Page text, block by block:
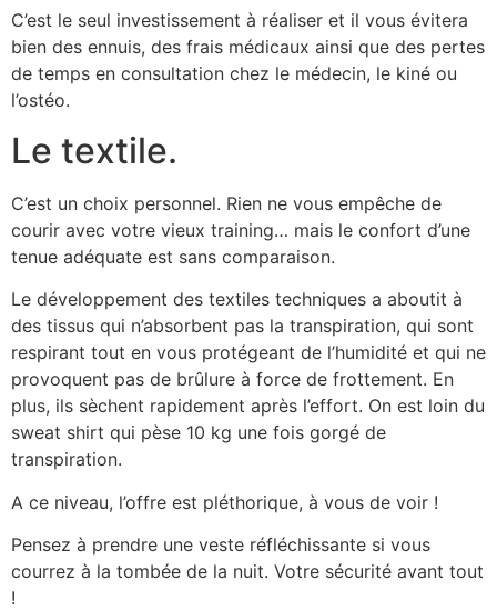
C’est le seul investissement à réaliser et il vous évitera
bien des ennuis, des frais médicaux ainsi que des pertes
de temps en consultation chez le médecin, le kiné ou
l’ostéo.
Le textile.
C’est un choix personnel. Rien ne vous empêche de
courir avec votre vieux training… mais le confort d’une
tenue adéquate est sans comparaison.
Le développement des textiles techniques a aboutit à
des tissus qui n’absorbent pas la transpiration, qui sont
respirant tout en vous protégeant de l’humidité et qui ne
provoquent pas de brûlure à force de frottement. En
plus, ils sèchent rapidement après l’effort. On est loin du
sweat shirt qui pèse 10 kg une fois gorgé de
transpiration.
A ce niveau, l’offre est pléthorique, à vous de voir !
Pensez à prendre une veste réfléchissante si vous
courrez à la tombée de la nuit. Votre sécurité avant tout
!